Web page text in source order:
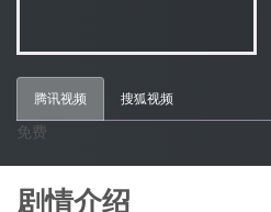
腾讯视频 搜狐视频
免费
剧情介绍